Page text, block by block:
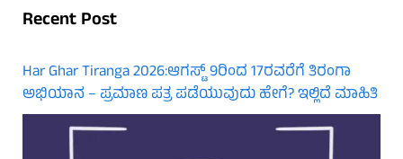
Recent Post
Har Ghar Tiranga 2026:ಆಗಸ್ಟ್ 9ರಿಂದ 17ರವರೆಗೆ ತಿರಂಗಾ
ಅಭಿಯಾನ – ಪ್ರಮಾಣ ಪತ್ರ ಪಡೆಯುವುದು ಹೇಗೆ? ಇಲ್ಲಿದೆ ಮಾಹಿತಿ